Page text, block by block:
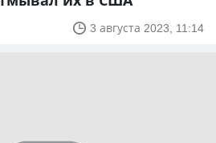
3 августа 2023, 11:14